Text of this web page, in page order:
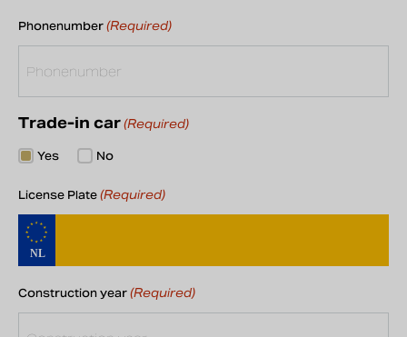
Phonenumber (Required)
Trade-in car(Required)
Yes No
License Plate (Required)
Construction year (Required)